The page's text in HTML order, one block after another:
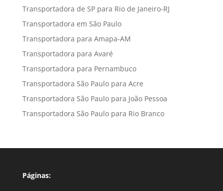
Transportadora de SP para Rio de Janeiro-RJ
Transportadora em São Paulo
Transportadora para Amapa-AM
Transportadora para Avaré
Transportadora para Pernambuco
Transportadora São Paulo para Acre
Transportadora São Paulo para João Pessoa
Transportadora São Paulo para Rio Branco
Páginas: